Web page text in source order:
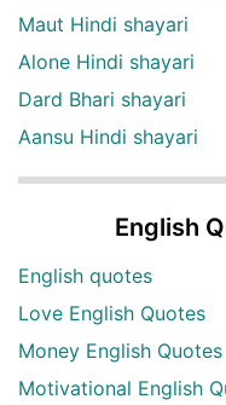
Maut Hindi shayari
Alone Hindi shayari
Dard Bhari shayari
Aansu Hindi shayari
English
English quotes
Love English Quotes
Money English Quotes
Motivational English